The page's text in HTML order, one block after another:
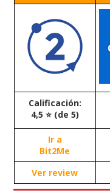
Calificación:
4,5 ⭐ (de 5)
Ir a
Bit2Me
Ver review